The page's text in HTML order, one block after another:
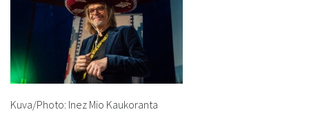
Kuva/Photo: Inez Mio Kaukoranta